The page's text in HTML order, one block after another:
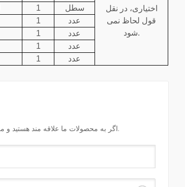
اختیاری، در نقل
قول لحاظ نمی
شود.
1
سطل
1
عدد
1
عدد
1
عدد
1 عدد
اگر به محصولات ما علاقه مند هستید و می خواهید جزئیات بیشتری بدانید,لطفاً در اینجا پیام بگذارید, ما در اسرع وقت به شما پاسخ خواهیم داد.